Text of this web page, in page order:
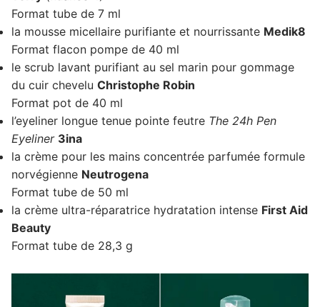
Format tube de 7 ml
la mousse micellaire purifiante et nourrissante Medik8
Format flacon pompe de 40 ml
le scrub lavant purifiant au sel marin pour gommage
du cuir chevelu Christophe Robin
Format pot de 40 ml
l’eyeliner longue tenue pointe feutre The 24h Pen
Eyeliner 3ina
la crème pour les mains concentrée parfumée formule
norvégienne Neutrogena
Format tube de 50 ml
la crème ultra-réparatrice hydratation intense First Aid
Beauty
Format tube de 28,3 g